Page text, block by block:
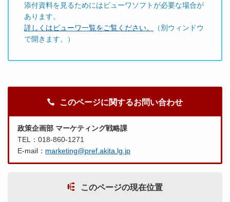
添付資料を見るためにはビューワソフトが必要な場合が
あります。
詳しくはビューワ一覧をご覧ください。
（別ウィンドウ
で開きます。）
このページに関するお問い合わせ
政策企画部 マーケティング戦略課
TEL：018-860-1271
E-mail： marketing@pref.akita.lg.jp
このページの現在位置